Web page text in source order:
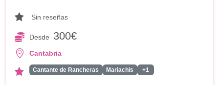
Sin reseñas
Desde 300€
Cantabria
Cantante de Rancheras Mariachis +1